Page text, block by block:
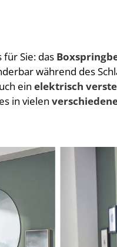
für Sie: das
während des
ein elektrisch
in vielen